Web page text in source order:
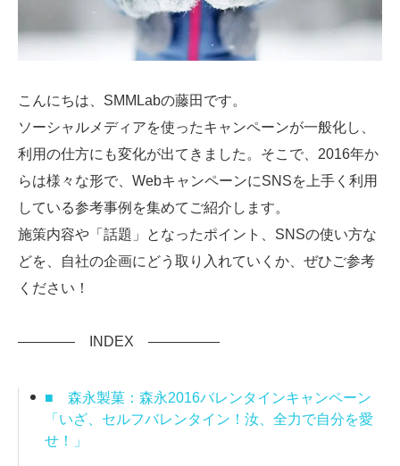
こんにちは、SMMLabの藤田です。
ソーシャルメディアを使ったキャンペーンが一般化し、
利用の仕方にも変化が出てきました。そこで、2016年か
らは様々な形で、WebキャンペーンにSNSを上手く利用
している参考事例を集めてご紹介します。
施策内容や「話題」となったポイント、SNSの使い方な
どを、自社の企画にどう取り入れていくか、ぜひご参考
ください！
———— INDEX —————
■ 森永製菓：森永2016バレンタインキャンペーン
「いざ、セルフバレンタイン！汝、全力で自分を愛
せ！」